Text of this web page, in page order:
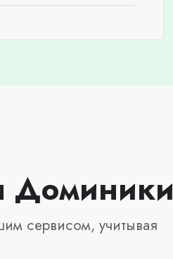
Доминики
сервисом, учитывая